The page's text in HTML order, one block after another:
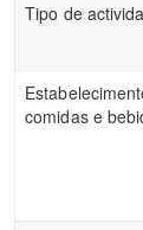
Tipo de
comidas e